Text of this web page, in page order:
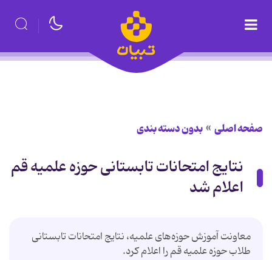
صفحه اصلی بدون دسته بندی
نتایج امتحانات تابستانی حوزه علمیه قم
اعلام ‌شد
معاونت آموزش حوزه‌های علمیه، نتایج امتحانات تابستانی
طلاب حوزه علمیه قم را اعلام کرد.